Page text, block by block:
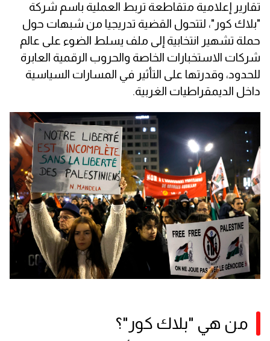
تقارير إعلامية متقاطعة تربط العملية باسم شركة
"بلاك كور"، لتتحول القضية تدريجيا من شبهات حول
حملة تشهير انتخابية إلى ملف يسلط الضوء على عالم
شركات الاستخبارات الخاصة والحروب الرقمية العابرة
للحدود، وقدرتها على التأثير في المسارات السياسية
داخل الديمقراطيات الغربية.
من هي "بلاك كور"؟